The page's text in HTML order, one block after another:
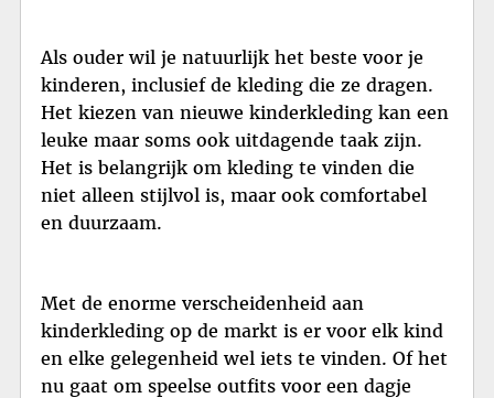
Als ouder wil je natuurlijk het beste voor je
kinderen, inclusief de kleding die ze dragen.
Het kiezen van nieuwe kinderkleding kan een
leuke maar soms ook uitdagende taak zijn.
Het is belangrijk om kleding te vinden die
niet alleen stijlvol is, maar ook comfortabel
en duurzaam.
Met de enorme verscheidenheid aan
kinderkleding op de markt is er voor elk kind
en elke gelegenheid wel iets te vinden. Of het
nu gaat om speelse outfits voor een dagje